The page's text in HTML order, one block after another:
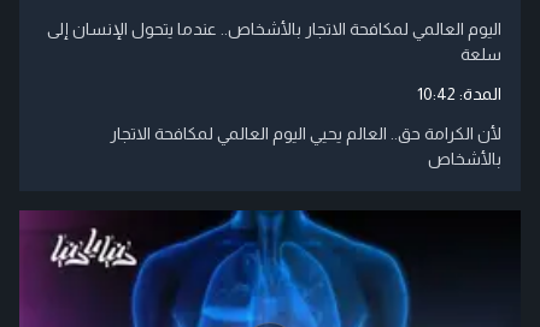
اليوم العالمي لمكافحة الاتجار بالأشخاص.. عندما يتحول الإنسان إلى
سلعة
المدة: 10:42
لأن الكرامة حق.. العالم يحيي اليوم العالمي لمكافحة الاتجار
بالأشخاص